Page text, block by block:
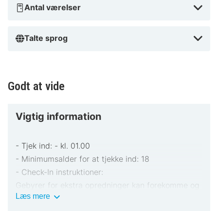
Antal værelser
Talte sprog
Godt at vide
Vigtig information
- Tjek ind: - kl. 01.00
- Minimumsalder for at tjekke ind: 18
- Check-In instruktioner:
Gebyrer for ekstra opredninger kan forekomme og
varierer afhængigt af overnatningsstedets politik
Læs mereVigtig